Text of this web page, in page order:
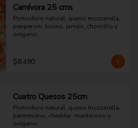
Carnívora 25 cms
Pomodoro natural, queso mozzarella,
pepperoni, tocino, jamón, choricillo y
orégano.
$8.490
Cuatro Quesos 25cm
Pomodoro natural, queso mozzarella,
parmesano, cheddar, mantecoso y
orégano.